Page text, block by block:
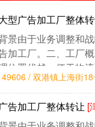
型广告加工厂整体
景由于业务调整和
加工厂。二、工厂
位置优越，便于物
产车间和仓库，可
/ 双港镇上海街
告加工厂整体转让 [